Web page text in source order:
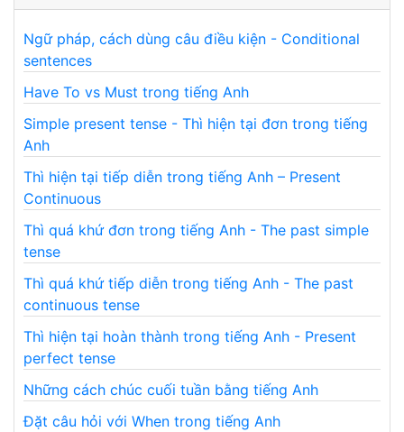
Ngữ pháp, cách dùng câu điều kiện - Conditional
sentences
Have To vs Must trong tiếng Anh
Simple present tense - Thì hiện tại đơn trong tiếng
Anh
Thì hiện tại tiếp diễn trong tiếng Anh – Present
Continuous
Thì quá khứ đơn trong tiếng Anh - The past simple
tense
Thì quá khứ tiếp diễn trong tiếng Anh - The past
continuous tense
Thì hiện tại hoàn thành trong tiếng Anh - Present
perfect tense
Những cách chúc cuối tuần bằng tiếng Anh
Đặt câu hỏi với When trong tiếng Anh